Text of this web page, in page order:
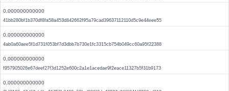
0.000000000000
41bb280bf1b370df8fa58a453d842662f95a79cad39637112110d5c9e44eee55
0.000000000000
4ab0a60aee5f1d731f053bf7d3dbb7b730e1fc3315cb754b049cc60a95f22388
0.000000000000
f957905028e67deef27f3d1252e600c2a1e1acedae9f2eace11327b5f31b9173
0.000000000000